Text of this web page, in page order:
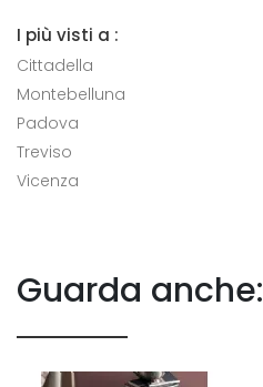
I più visti a :
Cittadella
Montebelluna
Padova
Treviso
Vicenza
Guarda anche: